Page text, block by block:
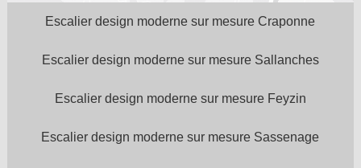
Escalier design moderne sur mesure Craponne
Escalier design moderne sur mesure Sallanches
Escalier design moderne sur mesure Feyzin
Escalier design moderne sur mesure Sassenage